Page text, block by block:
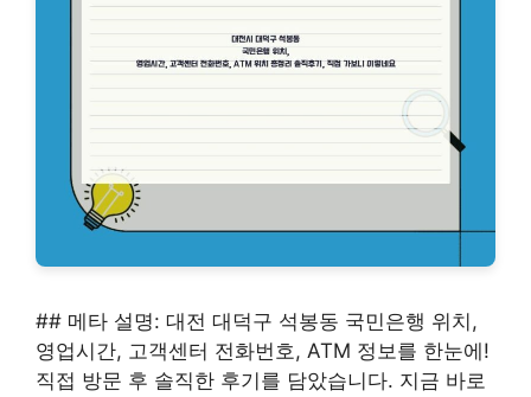
## 메타 설명: 대전 대덕구 석봉동 국민은행 위치,
영업시간, 고객센터 전화번호, ATM 정보를 한눈에!
직접 방문 후 솔직한 후기를 담았습니다. 지금 바로